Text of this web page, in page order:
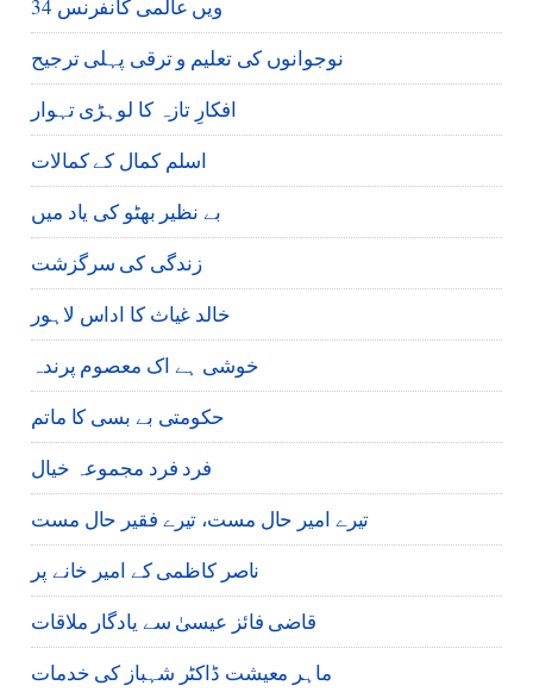
34 ویں عالمی کانفرنس
نوجوانوں کی تعلیم و ترقی پہلی ترجیح
افکارِ تازہ کا لوہڑی تہوار
اسلم کمال کے کمالات
بے نظیر بھٹو کی یاد میں
زندگی کی سرگزشت
خالد غیاث کا اداس لاہور
خوشی ہے اک معصوم پرندہ
حکومتی بے بسی کا ماتم
فرد فرد مجموعہ خیال
تیرے امیر حال مست، تیرے فقیر حال مست
ناصر کاظمی کے امیر خانے پر
قاضی فائز عیسیٰ سے یادگار ملاقات
ماہر معیشت ڈاکٹر شہباز کی خدمات